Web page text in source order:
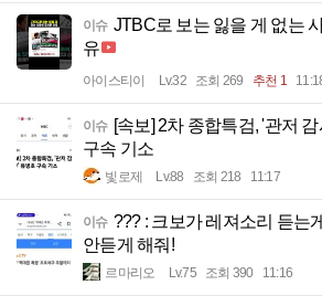
이슈 JTBC로 보는 잃을 게 없는
유
아이스티이 Lv.32 조회 269 추천 1
이슈 [속보] 2차 종합특검, '관저
구속 기소
빛로제 Lv.88 조회 218 11:17
이슈 ??? : 크보가 레져소리 듣는
안듣게 해줘!
르마리오 Lv.75 조회 390 11:16